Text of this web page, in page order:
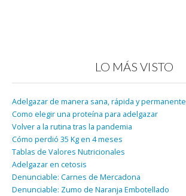
LO MÁS VISTO
Adelgazar de manera sana, rápida y permanente
Como elegir una proteína para adelgazar
Volver a la rutina tras la pandemia
Cómo perdió 35 Kg en 4 meses
Tablas de Valores Nutricionales
Adelgazar en cetosis
Denunciable: Carnes de Mercadona
Denunciable: Zumo de Naranja Embotellado